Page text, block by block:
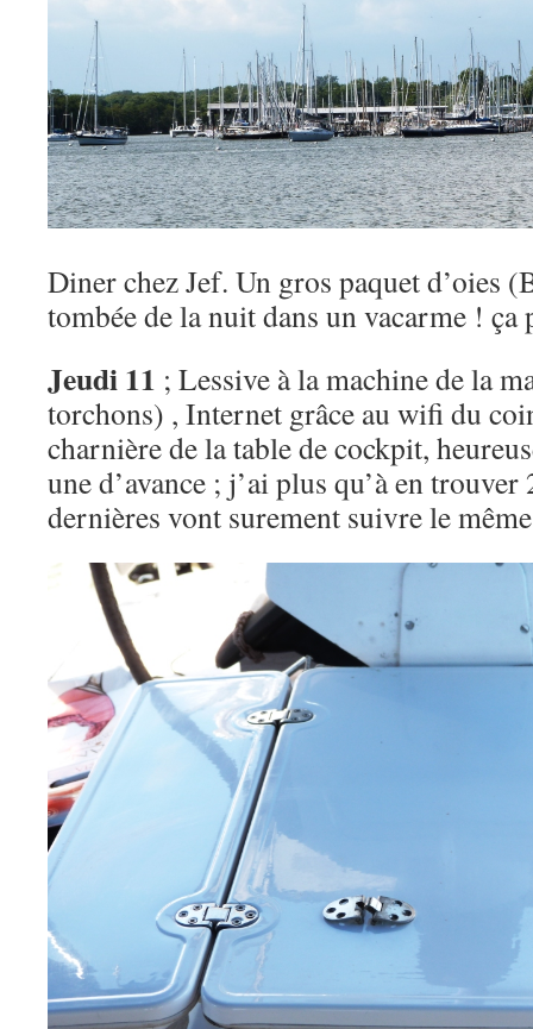
Diner chez Jef. Un gros paquet d’oies
tombée de la nuit dans un vacarme !
Jeudi 11 ; Lessive à la machine de la
torchons) , Internet grâce au wifi du
charnière de la table de cockpit,
une d’avance ; j’ai plus qu’à en trouver
dernières vont surement suivre le